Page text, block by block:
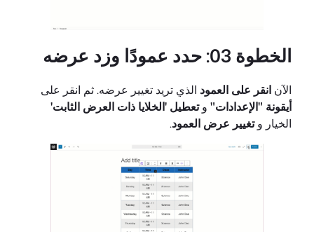
الخطوة 03: حدد عمودًا وزد عرضه
الآن انقر على العمود الذي تريد تغيير عرضه. ثم انقر على
أيقونة "الإعدادات" وتعطيل 'الخلايا ذات العرض الثابت'
الخيار وتغيير عرض العمود.